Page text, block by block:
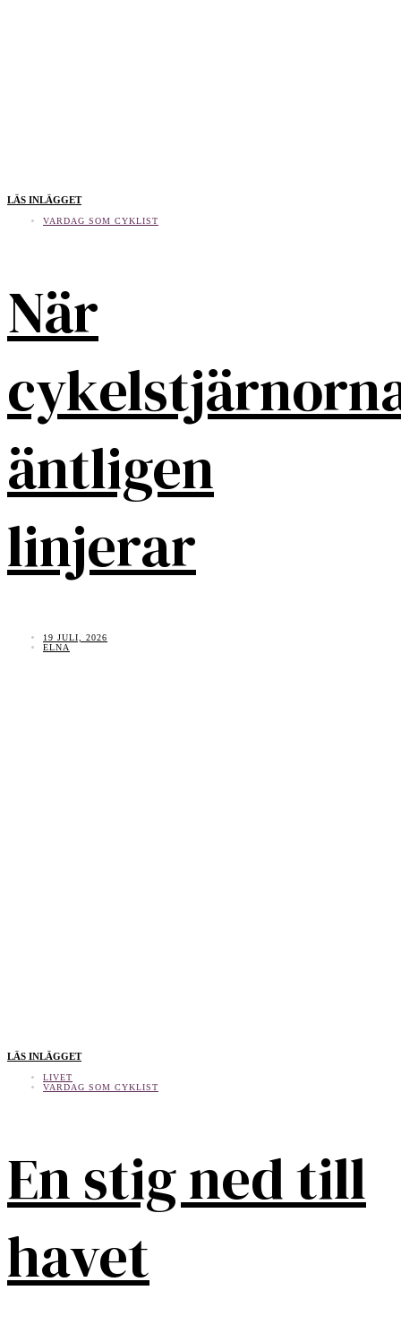
LÄS INLÄGGET
VARDAG SOM CYKLIST
När
äntligen
linjerar
19 JULI, 2026
ELNA
LÄS INLÄGGET
LIVET
VARDAG SOM CYKLIST
En stig ned till
havet